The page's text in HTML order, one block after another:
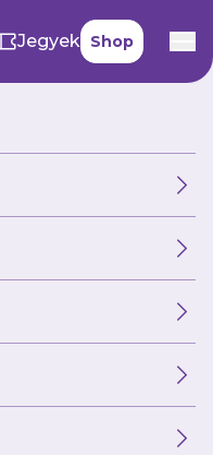
Jegyek Shop